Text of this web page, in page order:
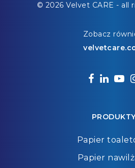
© 2026 Velvet CARE - all
Zobacz
facebook
linkedin
Papier
Papier